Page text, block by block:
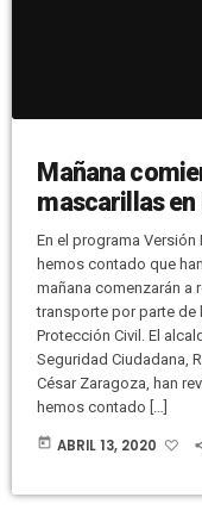
Mañana
mascarillas en
En el programa
hemos contado que
mañana comenzarán a
transporte por parte de
Protección Civil. El
Seguridad Ciudadana,
César Zaragoza, han
hemos contado […]
today ABRIL 13, 2020